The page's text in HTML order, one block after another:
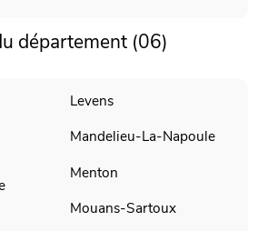
département (06)
Levens
Mandelieu-La-Napoule
Menton
Mouans-Sartoux